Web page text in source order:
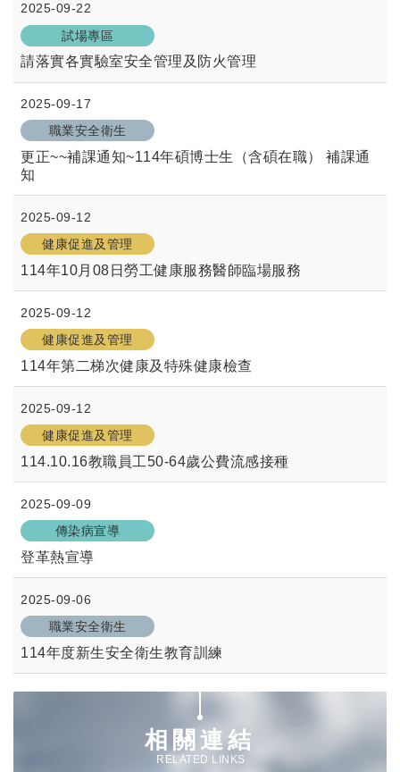
2025-09-22
試場專區
請落實各實驗室安全管理及防火管理
2025-09-17
職業安全衛生
更正~~補課通知~114年碩博士生（含碩在職） 補課通
知
2025-09-12
健康促進及管理
114年10月08日勞工健康服務醫師臨場服務
2025-09-12
健康促進及管理
114年第二梯次健康及特殊健康檢查
2025-09-12
健康促進及管理
114.10.16教職員工50-64歲公費流感接種
2025-09-09
傳染病宣導
登革熱宣導
2025-09-06
職業安全衛生
114年度新生安全衛生教育訓練
相關連結
RELATED LINKS